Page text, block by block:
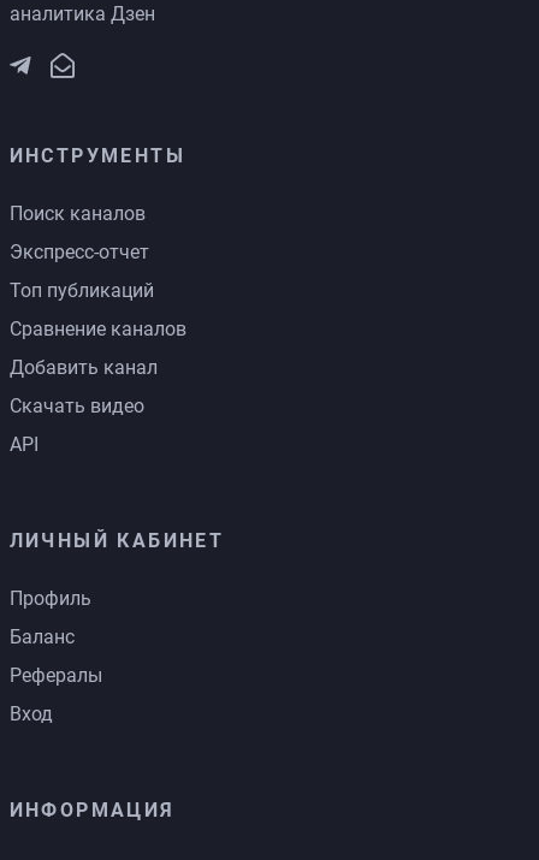
аналитика Дзен
ИНСТРУМЕНТЫ
Поиск каналов
Экспресс-отчет
Топ публикаций
Сравнение каналов
Добавить канал
Скачать видео
API
ЛИЧНЫЙ КАБИНЕТ
Профиль
Баланс
Рефералы
Вход
ИНФОРМАЦИЯ